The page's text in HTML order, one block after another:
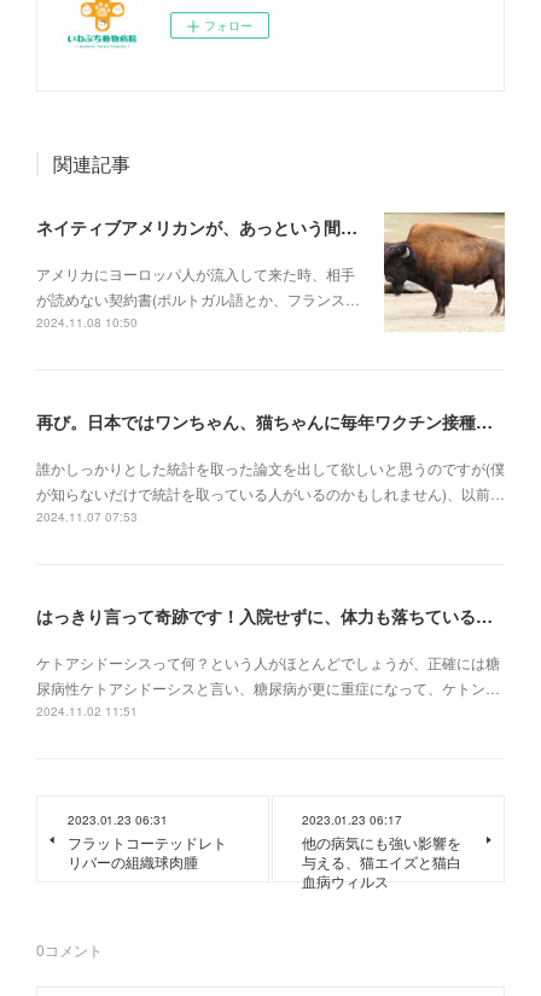
フォロー
関連記事
ネイティブアメリカンが、あっという間に滅ぼされていった理由
アメリカにヨーロッパ人が流入して来た時、相手
が読めない契約書(ポルトガル語とか、フランス…
2024.11.08 10:50
再び。日本ではワンちゃん、猫ちゃんに毎年ワクチン接種を行うべき理由
誰かしっかりとした統計を取った論文を出して欲しいと思うのですが(僕
が知らないだけで統計を取っている人がいるのかもしれません)、以前…
2024.11.07 07:53
はっきり言って奇跡です！入院せずに、体力も落ちている状況でケトアシドーシスから復活
ケトアシドーシスって何？という人がほとんどでしょうが、正確には糖
尿病性ケトアシドーシスと言い、糖尿病が更に重症になって、ケトン…
2024.11.02 11:51
2023.01.23 06:31
フラットコーテッドレト
リバーの組織球肉腫
2023.01.23 06:17
他の病気にも強い影響を
与える、猫エイズと猫白
血病ウィルス
0コメント